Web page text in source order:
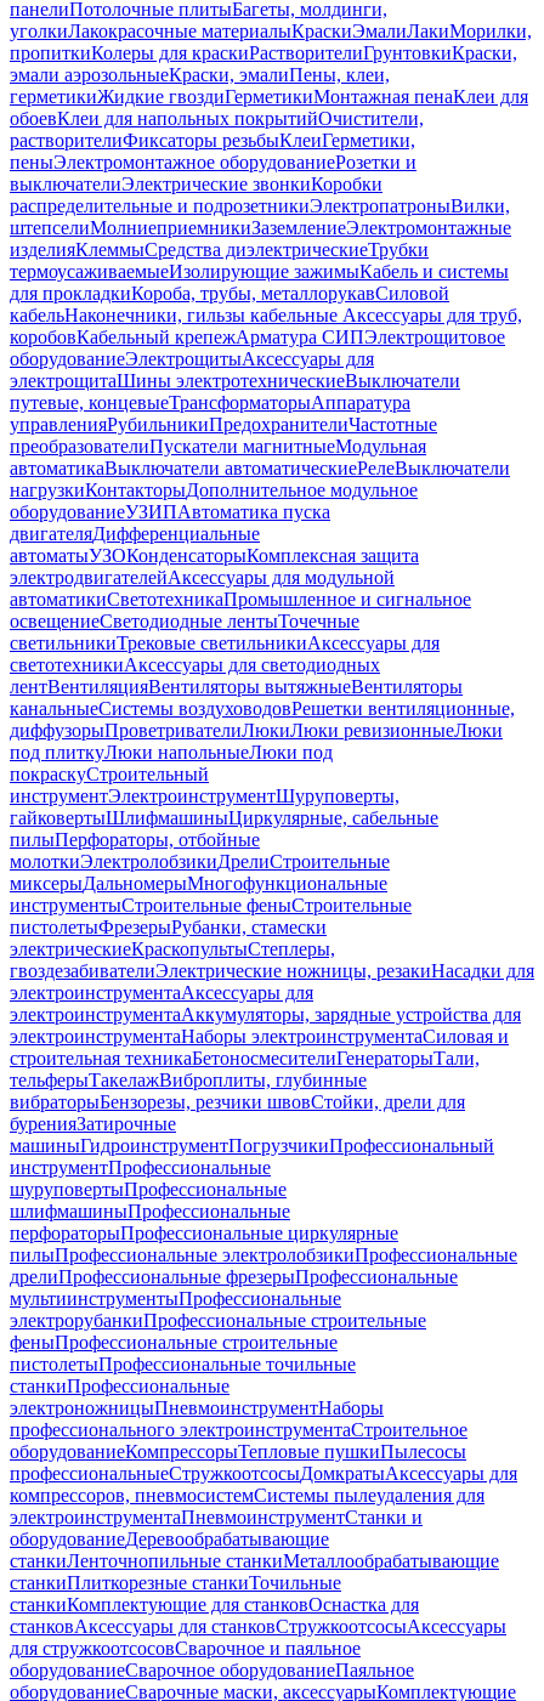
панелиПотолочные плитыБагеты, молдинги,
уголкиЛакокрасочные материалыКраскиЭмалиЛакиМорилки,
пропиткиКолеры для краскиРастворителиГрунтовкиКраски,
эмали аэрозольныеКраски, эмалиПены, клеи,
герметикиЖидкие гвоздиГерметикиМонтажная пенаКлеи для
обоевКлеи для напольных покрытийОчистители,
растворителиФиксаторы резьбыКлеиГерметики,
пеныЭлектромонтажное оборудованиеРозетки и
выключателиЭлектрические звонкиКоробки
распределительные и подрозетникиЭлектропатроныВилки,
штепселиМолниеприемникиЗаземлениеЭлектромонтажные
изделияКлеммыСредства диэлектрическиеТрубки
термоусаживаемыеИзолирующие зажимыКабель и системы
для прокладкиКороба, трубы, металлорукавСиловой
кабельНаконечники, гильзы кабельные Аксессуары для труб,
коробовКабельный крепежАрматура СИПЭлектрощитовое
оборудованиеЭлектрощитыАксессуары для
электрощитаШины электротехническиеВыключатели
путевые, концевыеТрансформаторыАппаратура
управленияРубильникиПредохранителиЧастотные
преобразователиПускатели магнитныеМодульная
автоматикаВыключатели автоматическиеРелеВыключатели
нагрузкиКонтакторыДополнительное модульное
оборудованиеУЗИПАвтоматика пуска
двигателяДифференциальные
автоматыУЗОКонденсаторыКомплексная защита
электродвигателейАксессуары для модульной
автоматикиСветотехникаПромышленное и сигнальное
освещениеСветодиодные лентыТочечные
светильникиТрековые светильникиАксессуары для
светотехникиАксессуары для светодиодных
лентВентиляцияВентиляторы вытяжныеВентиляторы
канальныеСистемы воздуховодовРешетки вентиляционные,
диффузорыПроветривателиЛюкиЛюки ревизионныеЛюки
под плиткуЛюки напольныеЛюки под
покраскуСтроительный
инструментЭлектроинструментШуруповерты,
гайковертыШлифмашиныЦиркулярные, сабельные
пилыПерфораторы, отбойные
молоткиЭлектролобзикиДрелиСтроительные
миксерыДальномерыМногофункциональные
инструментыСтроительные феныСтроительные
пистолетыФрезерыРубанки, стамески
электрическиеКраскопультыСтеплеры,
гвоздезабивателиЭлектрические ножницы, резакиНасадки для
электроинструментаАксессуары для
электроинструментаАккумуляторы, зарядные устройства для
электроинструментаНаборы электроинструментаСиловая и
строительная техникаБетоносмесителиГенераторыТали,
тельферыТакелажВиброплиты, глубинные
вибраторыБензорезы, резчики швовСтойки, дрели для
буренияЗатирочные
машиныГидроинструментПогрузчикиПрофессиональный
инструментПрофессиональные
шуруповертыПрофессиональные
шлифмашиныПрофессиональные
перфораторыПрофессиональные циркулярные
пилыПрофессиональные электролобзикиПрофессиональные
дрелиПрофессиональные фрезерыПрофессиональные
мультиинструментыПрофессиональные
электрорубанкиПрофессиональные строительные
феныПрофессиональные строительные
пистолетыПрофессиональные точильные
станкиПрофессиональные
электроножницыПневмоинструментНаборы
профессионального электроинструментаСтроительное
оборудованиеКомпрессорыТепловые пушкиПылесосы
профессиональныеСтружкоотсосыДомкратыАксессуары для
компрессоров, пневмосистемСистемы пылеудаления для
электроинструментаПневмоинструментСтанки и
оборудованиеДеревообрабатывающие
станкиЛенточнопильные станкиМеталлообрабатывающие
станкиПлиткорезные станкиТочильные
станкиКомплектующие для станковОснастка для
станковАксессуары для станковСтружкоотсосыАксессуары
для стружкоотсосовСварочное и паяльное
оборудованиеСварочное оборудованиеПаяльное
оборудованиеСварочные маски, аксессуарыКомплектующие